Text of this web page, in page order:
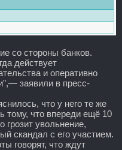
со стороны банков.
действует
и оперативно
заявили в пресс-
что у него те же
тому, что впереди ещё 10
грозит увольнение,
скандал с его участием.
говорят, что ждут